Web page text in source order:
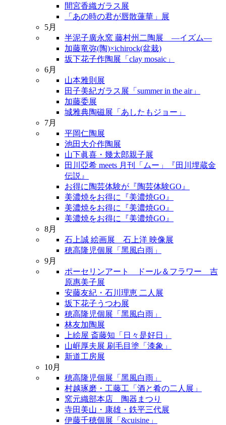
間宮香織ガラス展
「あの時の君が唇散蓮華」展
5月
半泥子廣永窯 藤村州二陶展 ―イズム―
加藤竜弥(陶)×ichirock(盆栽)
坂下花子作陶展「clay mosaic」
6月
山本雅則展
田子美紀ガラス展「summer in the air」
加藤委展
城雅典陶磁展「あしたもジョー」
7月
平岡仁陶展
池田大介作陶展
山下眞喜・幾太郎親子展
田川亞希 meets 月刊「ムー」『田川埋蔵金
伝説』
お得に陶芸体験が『陶芸体験GO』
美濃焼をお得に『美濃焼GO』
美濃焼をお得に『美濃焼GO』
美濃焼をお得に『美濃焼GO』
8月
石上誠 絵画展 石上洋 映像展
穂高隆児個展「黑風白雨」
9月
ポーセリンアート ドール＆フラワー 吉
原惠美子展
安藤友紀・石川理恵 二人展
坂下花子うつわ展
穂高隆児個展「黑風白雨」
林友加陶展
上絵屋 斎藤知「日々是好日」
山㟁厚夫展 刷毛目塗「漆象」
新道工房展
10月
穂高隆児個展「黑風白雨」
村越琢磨・工藤工「酒と肴の二人展」
窯元織部本店 陶器まつり
寺田美山・康雄・鉄平三代展
伊藤千穂個展「&cuisine」